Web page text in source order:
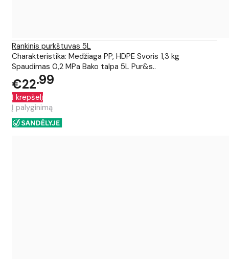
Rankinis purkštuvas 5L
Charakteristika: Medžiaga PP, HDPE Svoris 1,3 kg
Spaudimas 0,2 MPa Bako talpa 5L Pur&s..
€22 99
Į krepšelį
Į palyginimą